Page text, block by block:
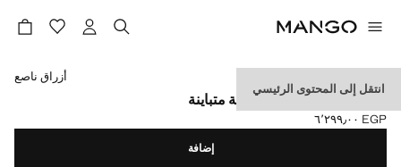
انتقل إلى المحتوى الرئيسي
جينز بخصر منخفض وخياطة متباينة
السعر الحالي [EGP ٦٬٢٩٩٫٠٠ ]
EGP ٦٬٢٩٩٫٠٠
حدد اللون
أزراق ناصع
إضافة